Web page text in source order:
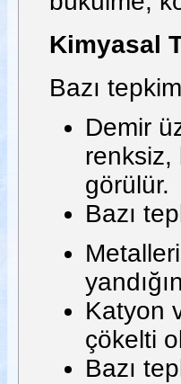
Kimyasal
Bazı
Demir
renksiz,
görülür.
Bazı
Katyon
çökelti
Bazı